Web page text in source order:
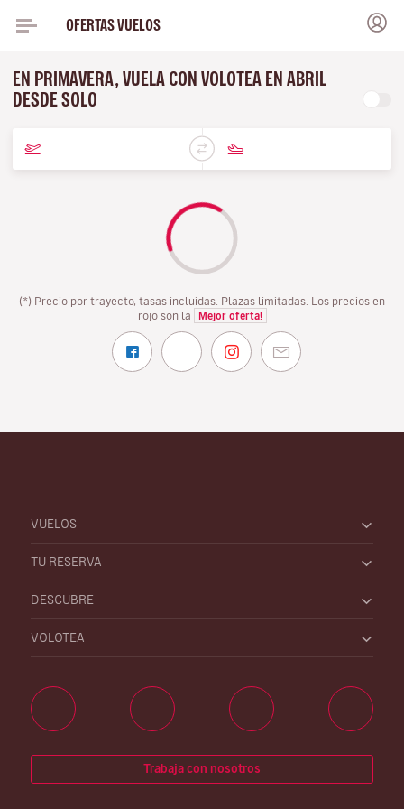
OFERTAS VUELOS
EN PRIMAVERA, VUELA CON VOLOTEA EN ABRIL
DESDE SOLO
(*) Precio por trayecto, tasas incluidas. Plazas limitadas. Los precios en
rojo son la
Mejor oferta!
VUELOS
TU RESERVA
DESCUBRE
VOLOTEA
Trabaja con nosotros